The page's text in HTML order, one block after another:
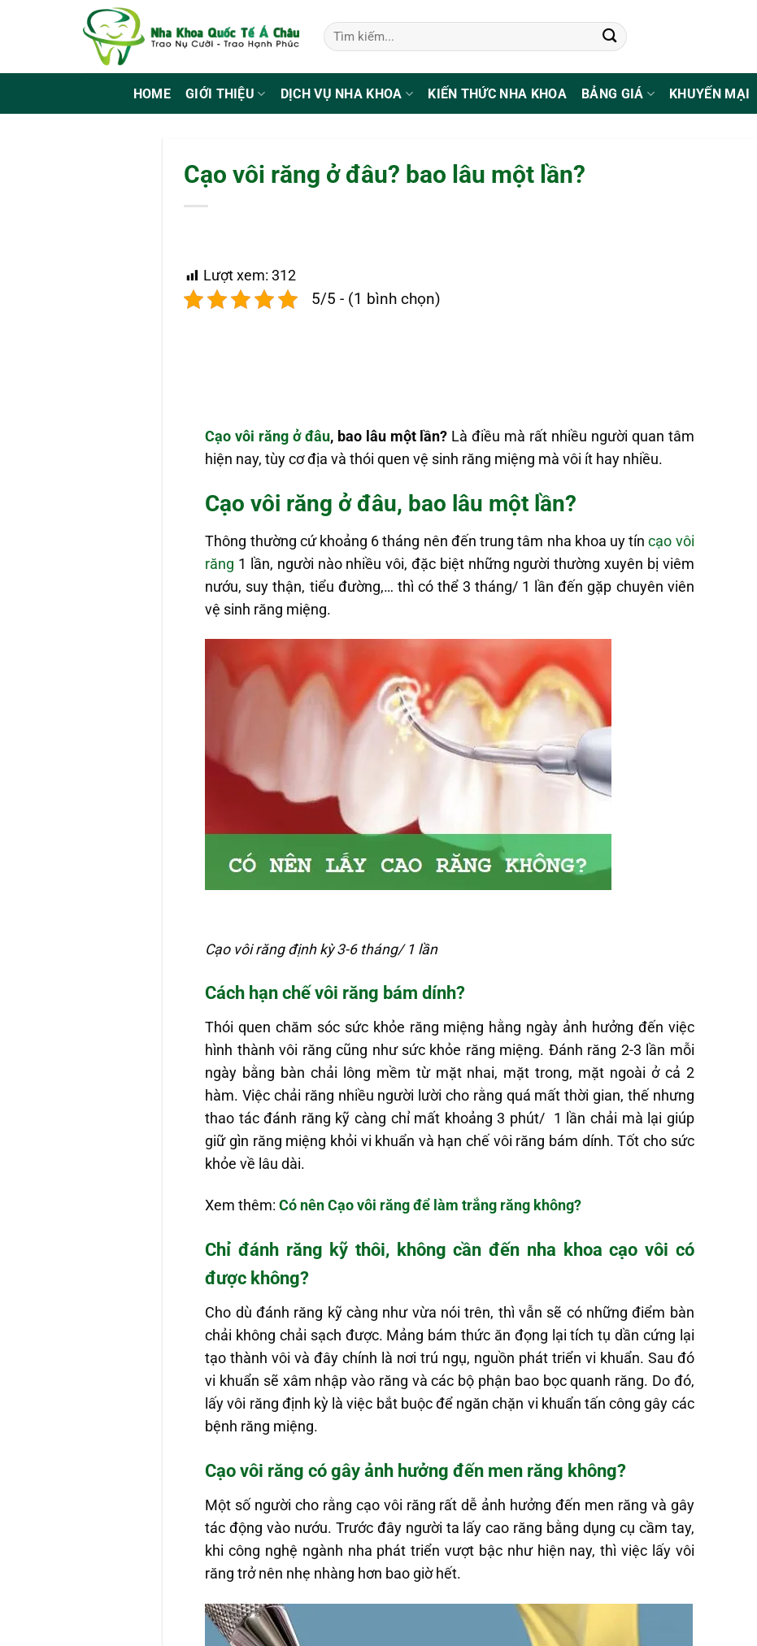
HOME GIỚI THIỆU DỊCH VỤ NHA KHOA KIẾN THỨC NHA KHOA BẢNG GIÁ KHUYẾN MẠI
Cạo vôi răng ở đâu? bao lâu một lần?
Lượt xem: 312
5/5 - (1 bình chọn)
Cạo vôi răng ở đâu, bao lâu một lần? Là điều mà rất nhiều người quan tâm
hiện nay, tùy cơ địa và thói quen vệ sinh răng miệng mà vôi ít hay nhiều.
Cạo vôi răng ở đâu, bao lâu một lần?
Thông thường cứ khoảng 6 tháng nên đến trung tâm nha khoa uy tíncạo vôi
răng 1 lần, người nào nhiều vôi, đặc biệt những người thường xuyên bị viêm
nướu, suy thận, tiểu đường,… thì có thể 3 tháng/ 1 lần đến gặp chuyên viên
vệ sinh răng miệng.
Cạo vôi răng định kỳ 3-6 tháng/ 1 lần
Cách hạn chế vôi răng bám dính?
Thói quen chăm sóc sức khỏe răng miệng hằng ngày ảnh hưởng đến việc
hình thành vôi răng cũng như sức khỏe răng miệng. Đánh răng 2-3 lần mỗi
ngày bằng bàn chải lông mềm từ mặt nhai, mặt trong, mặt ngoài ở cả 2
hàm. Việc chải răng nhiều người lười cho rằng quá mất thời gian, thế nhưng
thao tác đánh răng kỹ càng chỉ mất khoảng 3 phút/ 1 lần chải mà lại giúp
giữ gìn răng miệng khỏi vi khuẩn và hạn chế vôi răng bám dính. Tốt cho sức
khỏe về lâu dài.
Xem thêm:Có nên Cạo vôi răng để làm trắng răng không?
Chỉ đánh răng kỹ thôi, không cần đến nha khoa cạo vôi có
được không?
Cho dù đánh răng kỹ càng như vừa nói trên, thì vẫn sẽ có những điểm bàn
chải không chải sạch được. Mảng bám thức ăn đọng lại tích tụ dần cứng lại
tạo thành vôi và đây chính là nơi trú ngụ, nguồn phát triển vi khuẩn. Sau đó
vi khuẩn sẽ xâm nhập vào răng và các bộ phận bao bọc quanh răng. Do đó,
lấy vôi răng định kỳ là việc bắt buộc để ngăn chặn vi khuẩn tấn công gây các
bệnh răng miệng.
Cạo vôi răng có gây ảnh hưởng đến men răng không?
Một số người cho rằng cạo vôi răng rất dễ ảnh hưởng đến men răng và gây
tác động vào nướu. Trước đây người ta lấy cao răng bằng dụng cụ cầm tay,
khi công nghệ ngành nha phát triển vượt bậc như hiện nay, thì việc lấy vôi
răng trở nên nhẹ nhàng hơn bao giờ hết.